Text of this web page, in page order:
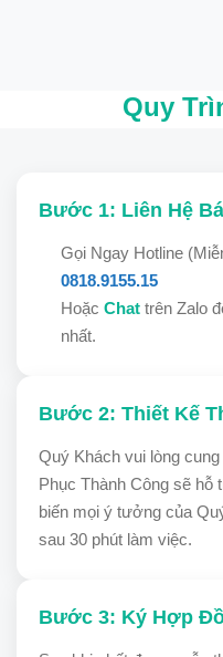
Quy
Bước 1: Liên Hệ
Gọi Ngay Hotline
0818.9155.15
Hoặc Chat trên Zalo
nhất.
Bước 2: Thiết Kế
Quý Khách vui lòng
Phục Thành Công sẽ hỗ
biến mọi ý tưởng của
sau 30 phút làm việc.
Bước 3: Ký Hợp